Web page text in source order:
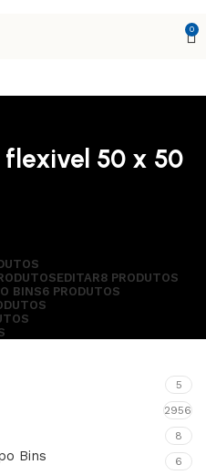
0
50 x 50
EDITAR8 PRODUTOS
BINS6 PRODUTOS
5
2956
8
Bins 6